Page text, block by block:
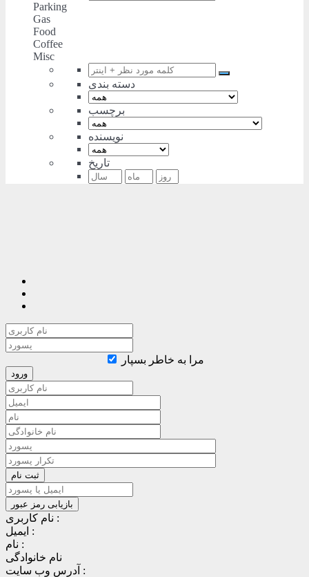
Parking
Gas
Food
Coffee
Misc
دسته بندی
برچسب
نویسنده
تاریخ
مرا به خاطر بسپار
نام کاربری :
ایمیل :
نام :
نام خانوادگی
آدرس وب سایت :